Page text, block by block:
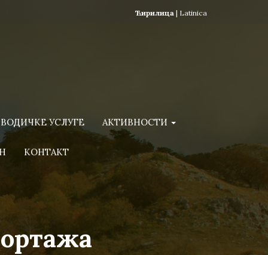
Ћирилица | Latinica
ВОДИЧКЕ УСЛУГЕ АКТИВНОСТИ
КОНТАКТ